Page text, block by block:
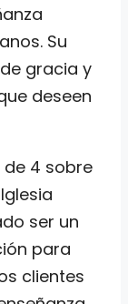
Su
gracia y
deseen
4 sobre
ser un
para
clientes